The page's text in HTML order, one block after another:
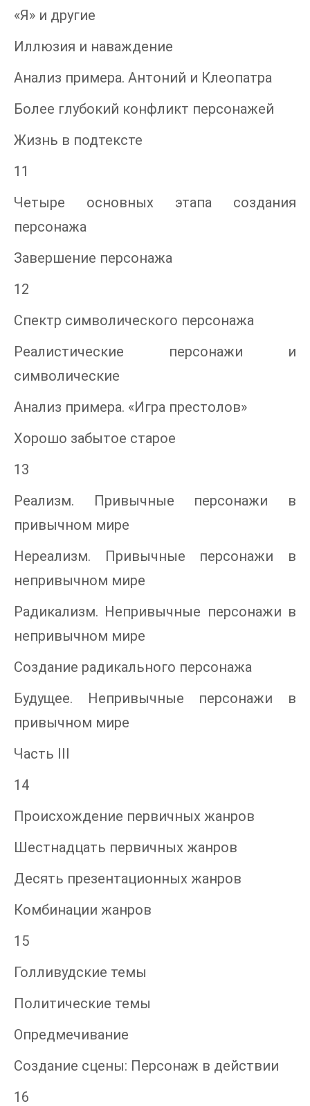
«Я» и другие
Иллюзия и наваждение
Анализ примера. Антоний и Клеопатра
Более глубокий конфликт персонажей
Жизнь в подтексте
11
Четыре основных этапа создания
персонажа
Завершение персонажа
12
Спектр символического персонажа
Реалистические персонажи и
символические
Анализ примера. «Игра престолов»
Хорошо забытое старое
13
Реализм. Привычные персонажи в
привычном мире
Нереализм. Привычные персонажи в
непривычном мире
Радикализм. Непривычные персонажи в
непривычном мире
Создание радикального персонажа
Будущее. Непривычные персонажи в
привычном мире
Часть III
14
Происхождение первичных жанров
Шестнадцать первичных жанров
Десять презентационных жанров
Комбинации жанров
15
Голливудские темы
Политические темы
Опредмечивание
Создание сцены: Персонаж в действии
16